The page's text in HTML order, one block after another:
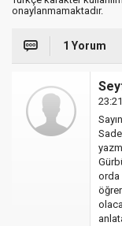
onaylanmamaktadır.
1 Yorum
23:21
orda